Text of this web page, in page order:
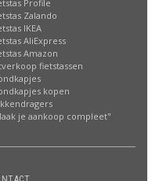
Profile
Zalando
IKEA
AliExpress
Amazon
fietstassen
kopen
je aankoop compleet"